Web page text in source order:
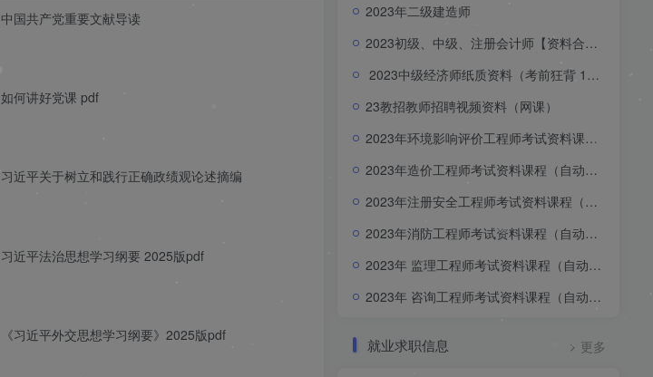
中国共产党重要文献导读
如何讲好党课 pdf
习近平关于树立和践行正确政绩观论述摘编
习近平法治思想学习纲要 2025版pdf
《习近平外交思想学习纲要》2025版pdf
2023年二级建造师
2023初级、中级、注册会计师【资料合集】
2023中级经济师纸质资料（考前狂背 18页 三色笔记）
23教招教师招聘视频资料（网课）
2023年环境影响评价工程师考试资料课程（自动更新）
2023年造价工程师考试资料课程（自动更新）
2023年注册安全工程师考试资料课程（自动更新）
2023年消防工程师考试资料课程（自动更新）
2023年 监理工程师考试资料课程（自动更新）
2023年 咨询工程师考试资料课程（自动更新）
就业求职信息 更多